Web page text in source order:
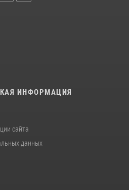
ИНФОРМАЦИЯ
сайта
данных